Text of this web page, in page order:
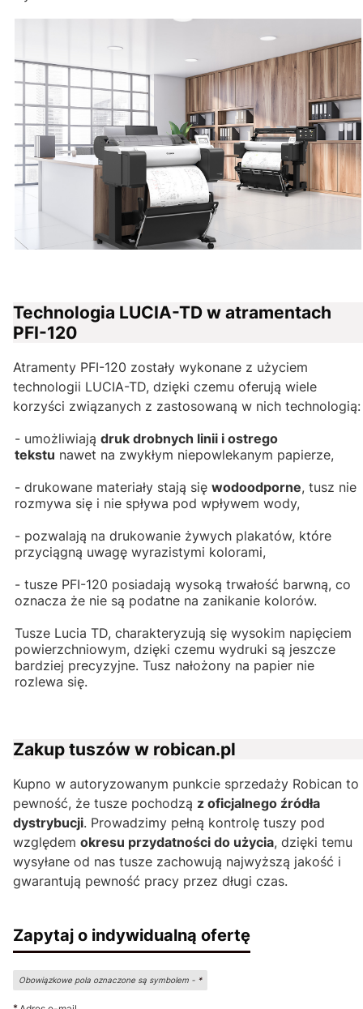
Technologia LUCIA-TD w atramentach
PFI-120
Atramenty PFI-120 zostały wykonane z użyciem
technologii LUCIA-TD, dzięki czemu oferują wiele
korzyści związanych z zastosowaną w nich technologią:
- umożliwiają druk drobnych linii i ostrego
tekstu nawet na zwykłym niepowlekanym papierze,
- drukowane materiały stają się wodoodporne, tusz nie
rozmywa się i nie spływa pod wpływem wody,
- pozwalają na drukowanie żywych plakatów, które
przyciągną uwagę wyrazistymi kolorami,
- tusze PFI-120 posiadają wysoką trwałość barwną, co
oznacza że nie są podatne na zanikanie kolorów.
Tusze Lucia TD, charakteryzują się wysokim napięciem
powierzchniowym, dzięki czemu wydruki są jeszcze
bardziej precyzyjne. Tusz nałożony na papier nie
rozlewa się.
Zakup tuszów w robican.pl
Kupno w autoryzowanym punkcie sprzedaży Robican to
pewność, że tusze pochodzą z oficjalnego źródła
dystrybucji. Prowadzimy pełną kontrolę tuszy pod
względem okresu przydatności do użycia, dzięki temu
wysyłane od nas tusze zachowują najwyższą jakość i
gwarantują pewność pracy przez długi czas.
Zapytaj o indywidualną ofertę
Obowiązkowe pola oznaczone są symbolem - *